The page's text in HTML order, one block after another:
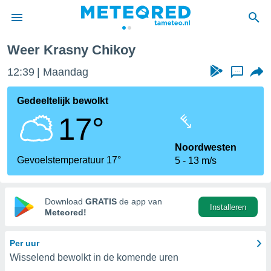
door
verstrekte
hoge
hebt de
voor
op basis
Weer Krasny Chikoy
12:39 Maandag ...
Gedeeltelijk bewolkt
17°
Gevoelstemperatuur 17°
Noordwesten
5
13 m/s
Download GRATIS de app van
Meteored!
Installeren
Per uur
Wisselend bewolkt in de komende uren